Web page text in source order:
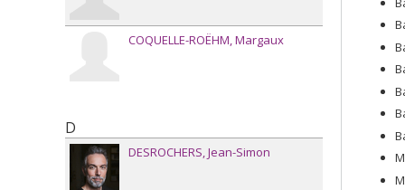
COQUELLE-ROËHM Margaux
D
DESROCHERS Jean-Simon